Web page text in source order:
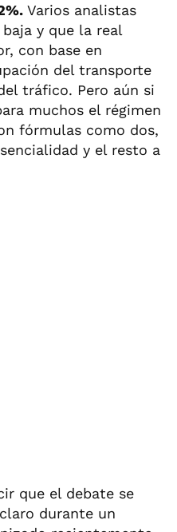
Varios analistas
y que la real
con base en
del transporte
tráfico. Pero aún si
muchos el régimen
fórmulas como dos,
y el resto a
que el debate se
durante un